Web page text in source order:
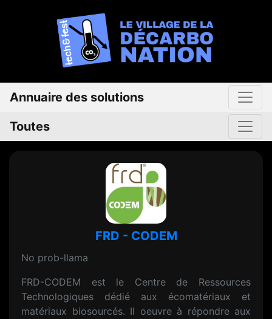
Annuaire des solutions
Toutes
FRD - CODEM
No prob-llama
FRD-CODEM est le Centre de Ressources
Technologiques dédié aux écomatériaux et
matériaux biosourcés. Il oeuvre à répondre aux